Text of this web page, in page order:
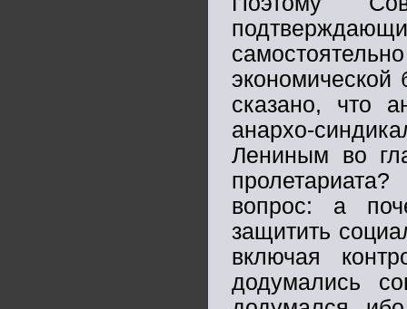
сказано, что
анархо-
Лениным во
вопрос: а
защитить
включая
додумались